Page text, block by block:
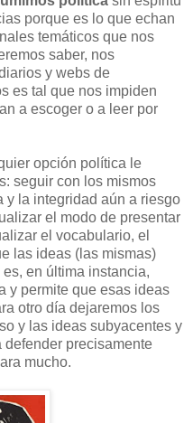
porque es lo que echan
temáticos que nos
saber, nos
y webs de
es tal que nos impiden
a escoger o a leer por
opción política le
seguir con los mismos
y la integridad aún a riesgo
el modo de presentar
el vocabulario, el
las ideas (las mismas)
es, en última instancia,
y permite que esas ideas
otro día dejaremos l os
y las ideas subyacentes y
defender precisamente
mucho.